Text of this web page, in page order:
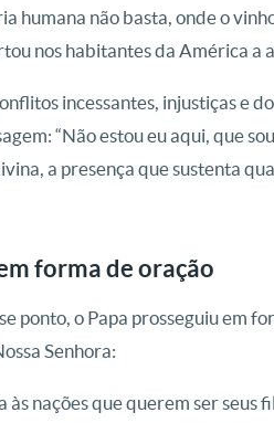
humana não basta, onde o
nos habitantes da América a
incessantes, injustiças e
“Não estou eu aqui, que
a presença que sustenta
forma de oração
ponto, o Papa prosseguiu em
Senhora:
às nações que querem ser